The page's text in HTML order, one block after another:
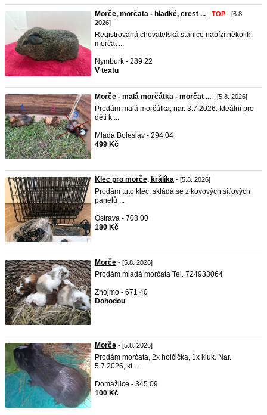
Morče, morčata - hladké, crest ... - TOP - [6.8.
2026]
Registrovaná chovatelská stanice nabízí několik
morčat ...
Nymburk - 289 22
V textu
Morče - malá morčátka - morčat ... - [5.8. 2026]
Prodám malá morčátka, nar. 3.7.2026. Ideální pro
děti k ...
Mladá Boleslav - 294 04
499 Kč
Klec pro morče, králíka - [5.8. 2026]
Prodám tuto klec, skládá se z kovových síťových
panelů ...
Ostrava - 708 00
180 Kč
Morče - [5.8. 2026]
Prodám mladá morčata Tel. 724933064
Znojmo - 671 40
Dohodou
Morče - [5.8. 2026]
Prodám morčata, 2x holčička, 1x kluk. Nar.
5.7.2026, kl ...
Domažlice - 345 09
100 Kč